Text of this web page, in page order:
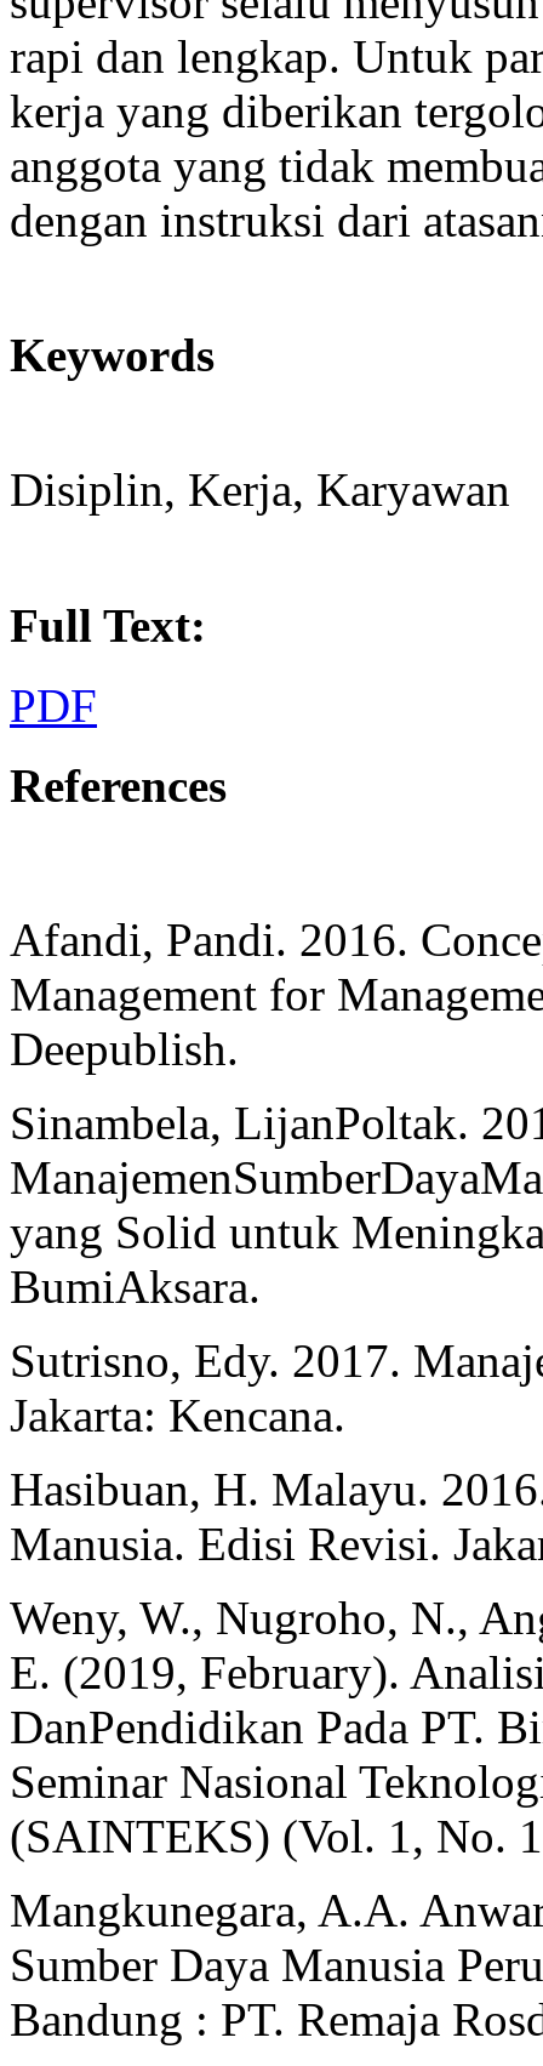
rapi dan lengkap. Untuk
kerja yang diberikan
anggota yang tidak
dengan instruksi dari
Keywords
Disiplin, Kerja, Karyawan
Full Text:
PDF
References
Afandi, Pandi. 2016.
Management for
Deepublish.
Sinambela, LijanPoltak.
yang Solid untuk
BumiAksara.
Sutrisno, Edy. 2017.
Jakarta: Kencana.
Hasibuan, H. Malayu.
Manusia. Edisi Revisi.
Weny, W., Nugroho, N.,
E. (2019, February).
DanPendidikan Pada PT.
Seminar Nasional
(SAINTEKS) (Vol. 1, No.
Mangkunegara, A.A.
Sumber Daya Manusia
Bandung : PT. Remaja